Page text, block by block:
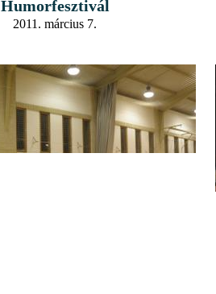
Humorfesztivál
2011. március 7.